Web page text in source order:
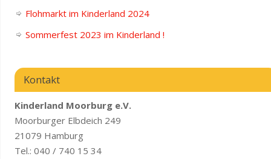
Flohmarkt im Kinderland 2024
Sommerfest 2023 im Kinderland !
Kontakt
Kinderland Moorburg e.V.
Moorburger Elbdeich 249
21079 Hamburg
Tel.: 040 / 740 15 34